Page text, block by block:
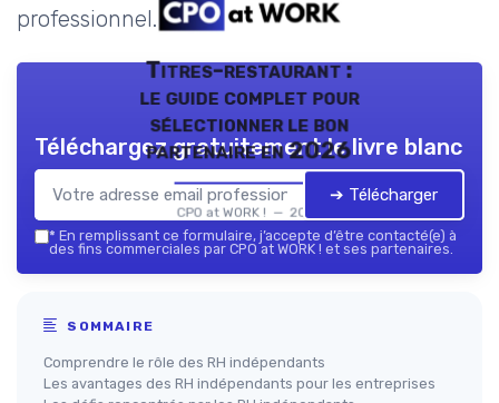
professionnel.
Titres-restaurant :
le guide complet pour
sélectionner le bon
partenaire en 2026
CPO at WORK ! — 2026
Téléchargez gratuitement le livre blanc
➔ Télécharger
* En remplissant ce formulaire, j’accepte d’être contacté(e) à
des fins commerciales par CPO at WORK ! et ses partenaires.
SOMMAIRE
Comprendre le rôle des RH indépendants
Les avantages des RH indépendants pour les entreprises